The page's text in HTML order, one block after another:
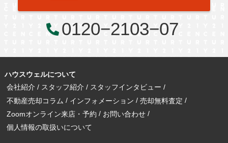
0120−2103−07
ハウスウェルについて
会社紹介
スタッフ紹介
スタッフインタビュー
不動産売却コラム
インフォメーション
売却無料査定
Zoomオンライン来店・予約
お問い合わせ
個人情報の取扱いについて